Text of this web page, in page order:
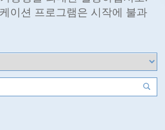
이션 프로그램은 시작에 불과